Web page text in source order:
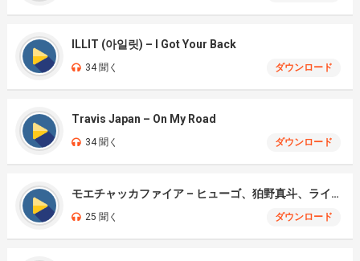
ILLIT (아일릿) – I Got Your Back
34 聞く ダウンロード
Travis Japan – On My Road
34 聞く ダウンロード
モエチャッカファイア – ヒューゴ、狛野真斗、ライト、セヴェリアン (Cover )
25 聞く ダウンロード